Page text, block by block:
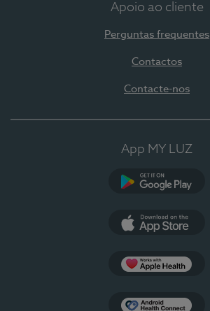
Apoio ao cliente
Perguntas frequentes
Contactos
Contacte-nos
App MY LUZ